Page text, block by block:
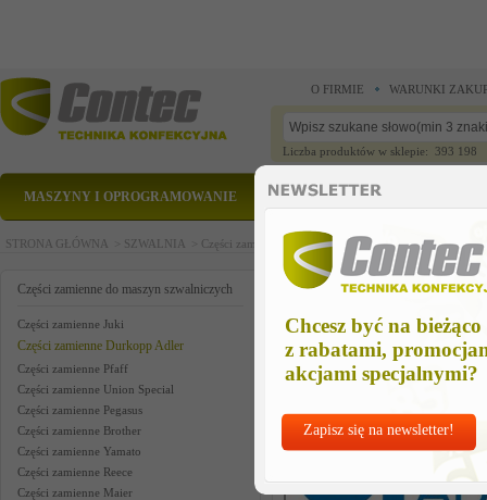
Chcesz być na bieżąco
z rabatami,
akcjami specjalnymi?
Zapisz się na newsletter!
O FIRMIE WARUNKI
Liczba produktów w sklepie: 393 198
MASZYNY I OPROGRAMOWANIE CZĘŚCI ZAMIENNE
STRONA GŁÓWNA > SZWALNIA > Części zamienne do maszyn szwalniczych >Części
Części zamienne do maszyn szwalniczych
Części zamienne Juki
Części zamienne Durkopp Adler
Części zamienne Pfaff
Części zamienne Union Special
Części zamienne Pegasus
Części zamienne Brother
Części zamienne Yamato
Części zamienne Reece
Części zamienne Maier
foot bar